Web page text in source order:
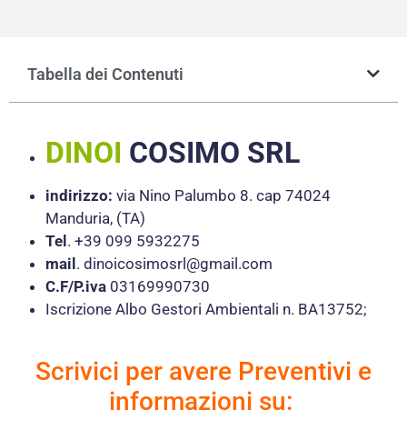
Tabella dei Contenuti
DINOI COSIMO SRL
indirizzo: via Nino Palumbo 8. cap 74024
Manduria, (TA)
Tel. +39 099 5932275
mail. dinoicosimosrl@gmail.com
C.F/P.iva 03169990730
Iscrizione Albo Gestori Ambientali n. BA13752;
Scrivici per avere Preventivi e
informazioni su: